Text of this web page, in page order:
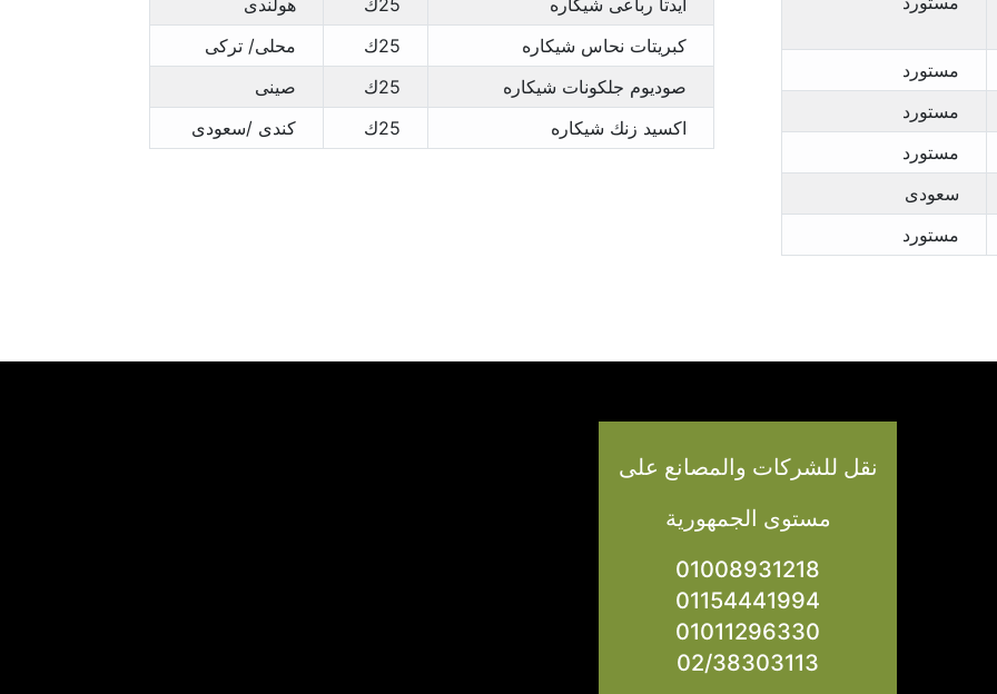
كبريتات نحاس شيكاره
25ك
محلى/ تركى
صوديوم جلكونات شيكاره
25ك
صينى
اكسيد زنك شيكاره
25ك كندى /سعودى
مستورد
مستورد
مستورد
سعودى
مستورد
​نقل للشركات والمصانع على
مستوى الجمهورية
01008931218
01154441994
01011296330
02/38303113